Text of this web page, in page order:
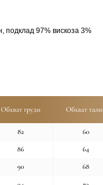
подклад 97% вискоза 3%